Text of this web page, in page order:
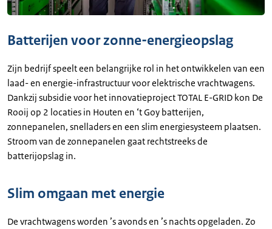
Batterijen voor zonne-energieopslag
Zijn bedrijf speelt een belangrijke rol in het ontwikkelen van een
laad- en energie-infrastructuur voor elektrische vrachtwagens.
Dankzij subsidie voor het innovatieproject TOTAL E-GRID kon De
Rooij op 2 locaties in Houten en ‘t Goy batterijen,
zonnepanelen, snelladers en een slim energiesysteem plaatsen.
Stroom van de zonnepanelen gaat rechtstreeks de
batterijopslag in.
Slim omgaan met energie
De vrachtwagens worden ’s avonds en ’s nachts opgeladen. Zo